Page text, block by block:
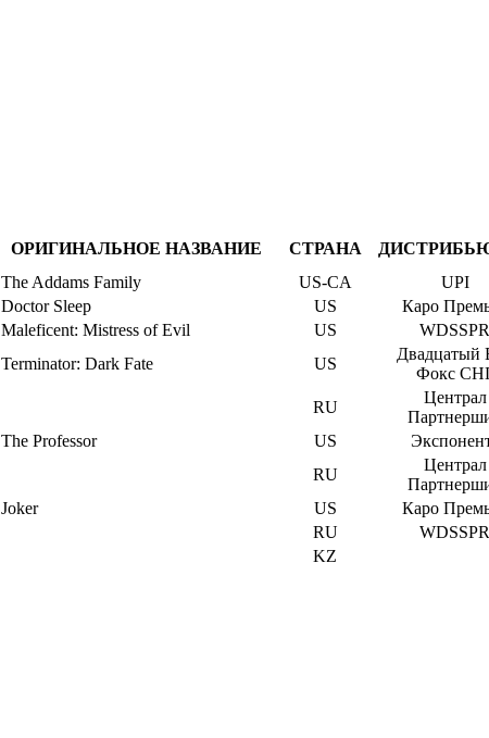
ОРИГИНАЛЬНОЕ НАЗВАНИЕ СТРАНА
The Addams Family US-CA UPI
Doctor Sleep US Каро
Maleficent: Mistress of Evil US WDSSPR
Terminator: Dark Fate US
Двадцатый
Фокс
RU
Централ
The Professor US
RU
Централ
Joker US Каро
RU WDSSPR
KZ